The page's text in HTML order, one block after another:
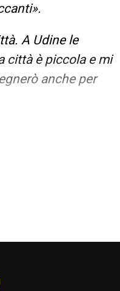
A Udine le
città è piccola e mi
anche per
l’occasione di
la maglia